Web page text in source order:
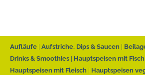
Aufläufe Aufstriche, Dips & Saucen
Drinks & Smoothies
Hauptspeisen mit Fisch
Hauptspeisen mit Fleisch
Hauptspeisen